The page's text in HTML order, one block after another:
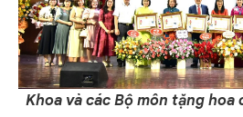
Khoa và các Bộ môn tặng hoa